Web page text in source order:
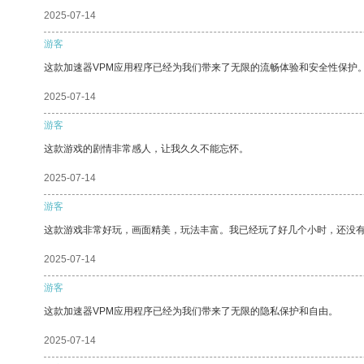
2025-07-14
游客
这款加速器VPM应用程序已经为我们带来了无限的流畅体验和安全性保护。
2025-07-14
游客
这款游戏的剧情非常感人，让我久久不能忘怀。
2025-07-14
游客
这款游戏非常好玩，画面精美，玩法丰富。我已经玩了好几个小时，还没有
2025-07-14
游客
这款加速器VPM应用程序已经为我们带来了无限的隐私保护和自由。
2025-07-14